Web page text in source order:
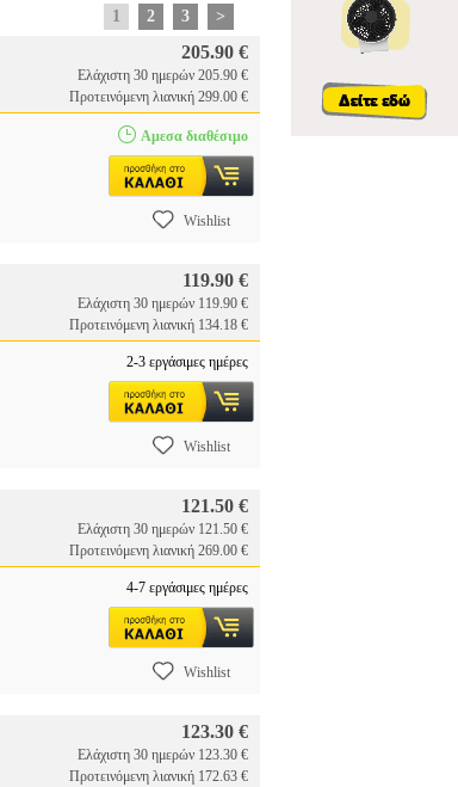
1 2 3
>
205.90 €
Ελάχιστη 30 ημερών 205.90 €
Προτεινόμενη λιανική 299.00 €
Αμεσα διαθέσιμο
Wishlist
119.90 €
Ελάχιστη 30 ημερών 119.90 €
Προτεινόμενη λιανική 134.18 €
2-3 εργάσιμες ημέρες
Wishlist
121.50 €
Ελάχιστη 30 ημερών 121.50 €
Προτεινόμενη λιανική 269.00 €
4-7 εργάσιμες ημέρες
Wishlist
123.30 €
Ελάχιστη 30 ημερών 123.30 €
Προτεινόμενη λιανική 172.63 €